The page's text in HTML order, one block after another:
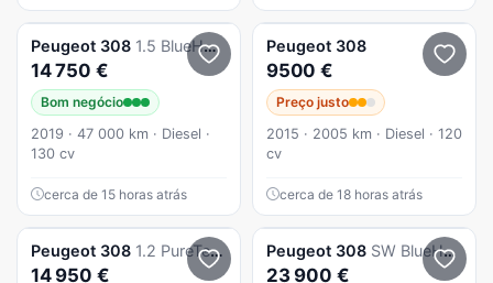
Peugeot 308 1.5 BlueHDi Style
14 750 €
Bom negócio
2019 · 47 000 km · Diesel ·
130 cv
cerca de 15 horas atrás
Peugeot 308
9500 €
Preço justo
2015 · 2005 km · Diesel · 120
cv
cerca de 18 horas atrás
Peugeot 308 1.2 PureTech Active Pack
14 950 €
Peugeot 308 SW BlueHDi 130 EAT8 Allure Pack
23 900 €